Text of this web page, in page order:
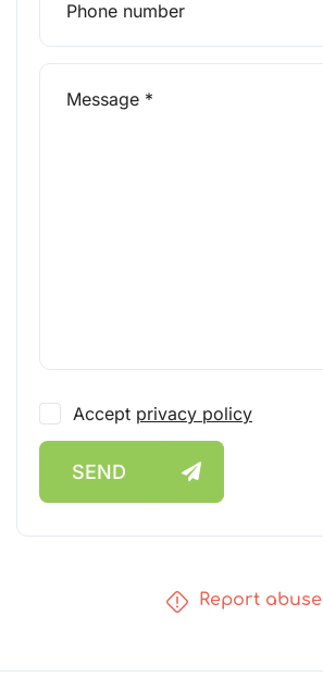
Accept privacy policy
SEND
Report abuse